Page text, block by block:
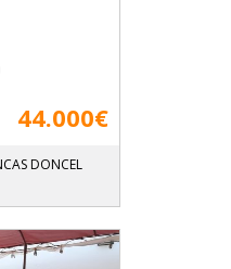
44.000€
DONCEL